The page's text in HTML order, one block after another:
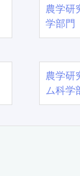
農学
学部門
農学
ム科学